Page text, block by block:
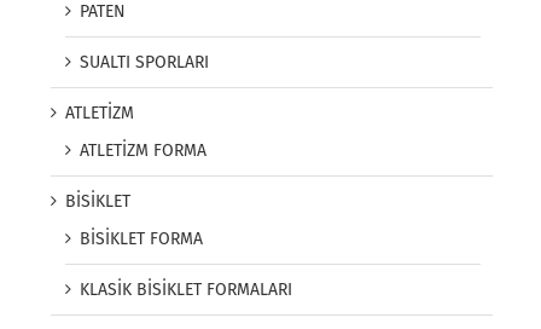
PATEN
SUALTI SPORLARI
ATLETİZM
ATLETİZM FORMA
BİSİKLET
BİSİKLET FORMA
KLASİK BİSİKLET FORMALARI